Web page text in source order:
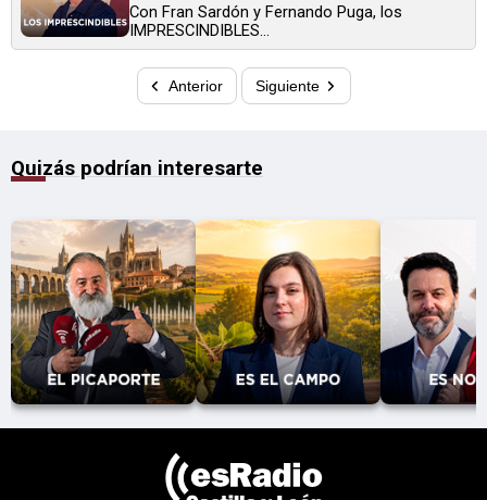
Con Fran Sardón y Fernando Puga, los
IMPRESCINDIBLES...
Anterior Siguiente
Quizás podrían interesarte